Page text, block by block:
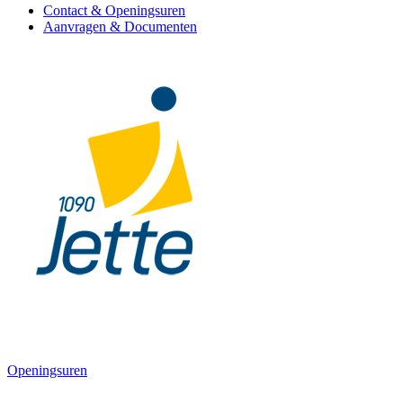
Contact & Openingsuren
Aanvragen & Documenten
Openingsuren